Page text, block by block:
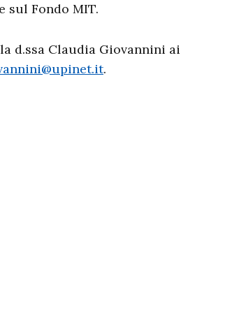
sul Fondo MIT.
d.ssa Claudia Giovannini ai
.